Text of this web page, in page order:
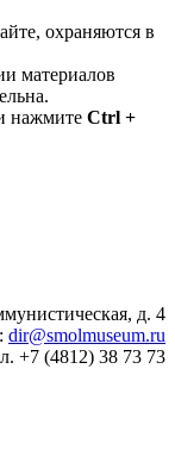
охраняются в
материалов
нажмите Ctrl +
д. 4
dir@smolmuseum.ru
+7 (4812) 38 73 73